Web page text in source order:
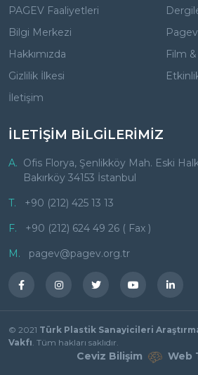
PAGEV Faaliyetleri
Bilgi Merkezi
Hakkımızda
Gizlilik İlkesi
İletişim
Film
İLETİŞİM BİLGİLERİMİZ
A. Ofis Florya, Şenlikköy Mah. Eski
Bakırköy 34153 İstanbul
T.
+90 (212) 425 13 13
F.
+90 (212) 624 49 26 ( Fax )
M.
pagev@pagev.org.tr
© 2021 Türk Plastik Sanayicileri
Vakfı. Tüm hakları saklıdır.
Ceviz Bilişim Web